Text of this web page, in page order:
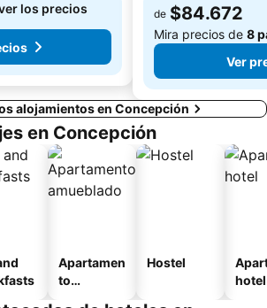
los precios
de $84.672
Mira precios de 8
Ver
alojamientos en Concepción
en Concepción
Apartamen
to
Hostel
hotel